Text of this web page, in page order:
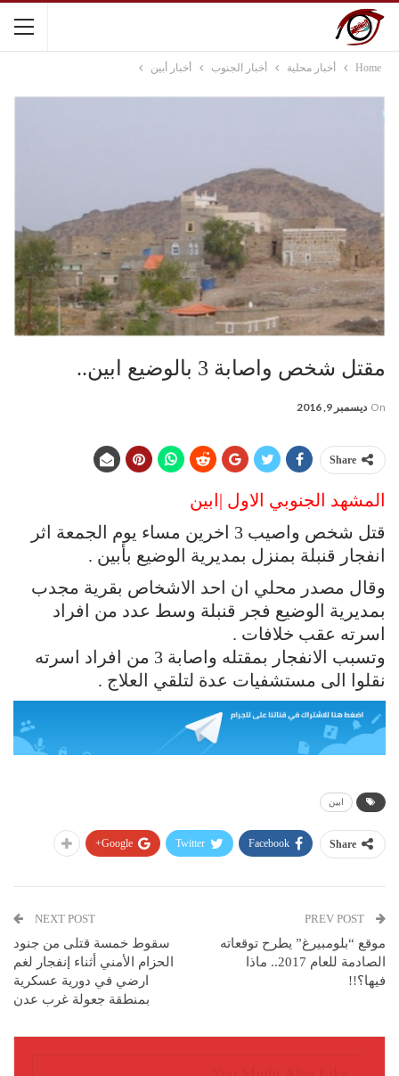
Home أخبار محلية أخبار الجنوب أخبار أبين
مقتل شخص واصابة 3 بالوضيع ابين..
On ديسمبر 9, 2016
Share
المشهد الجنوبي الاول |ابين
قتل شخص واصيب 3 اخرين مساء يوم الجمعة اثر
انفجار قنبلة بمنزل بمديرية الوضيع بأبين .
وقال مصدر محلي ان احد الاشخاص بقرية مجدب
بمديرية الوضيع فجر قنبلة وسط عدد من افراد
اسرته عقب خلافات .
وتسبب الانفجار بمقتله واصابة 3 من افراد اسرته
نقلوا الى مستشفيات عدة لتلقي العلاج .
ابين
Share
Facebook
Twitter
Google+
موقع “بلومبيرغ” يطرح توقعاته
الصادمة للعام 2017.. ماذا
فيها؟!!
NEXT POST
سقوط خمسة قتلى من جنود
الحزام الأمني أثناء إنفجار لغم
ارضي في دورية عسكرية
بمنطقة جعولة غرب عدن